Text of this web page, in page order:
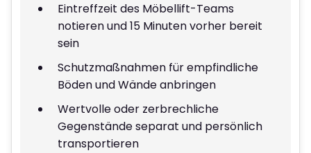
Eintreffzeit des Möbellift-Teams
notieren und 15 Minuten vorher bereit
sein
Schutzmaßnahmen für empfindliche
Böden und Wände anbringen
Wertvolle oder zerbrechliche
Gegenstände separat und persönlich
transportieren